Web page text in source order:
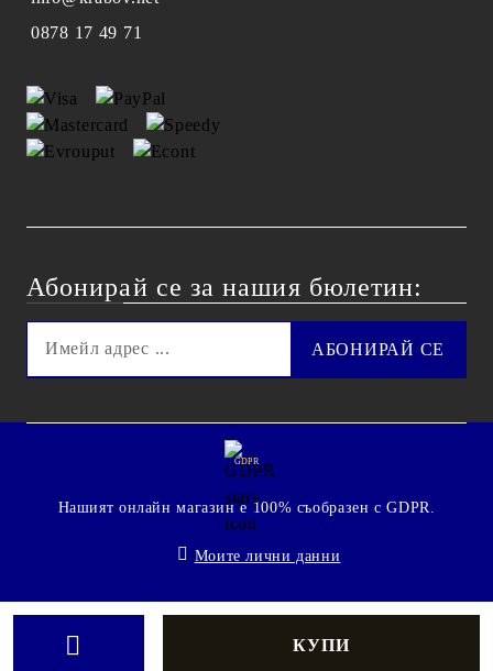
0878 17 49 71
Абонирай се за нашия бюлетин:
GDPR
Нашият онлайн магазин е 100% съобразен с GDPR.
Моите лични данни